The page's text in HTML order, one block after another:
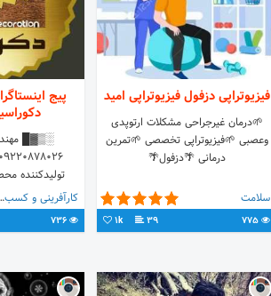
فیزیوتراپی دزفول فیزیوتراپی امید
🌱درمان غیرجراحی مشکلات ارتوپدی
وعصبی 🌱فیزیوتراپی تخصصی 🌱تمرین
درمانی 🌴دزفول🌴
سلامت
775
39
1k
پیج
░▒▓█
تولیدکننده
🔸️🔸️🔸️
ممبران🔹️🔷️🔹️
736